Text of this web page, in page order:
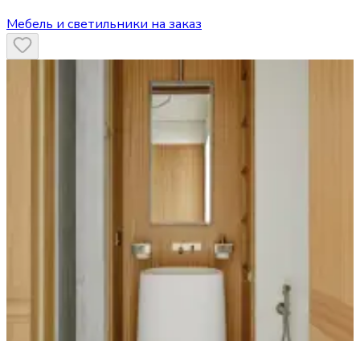
Мебель и светильники на заказ